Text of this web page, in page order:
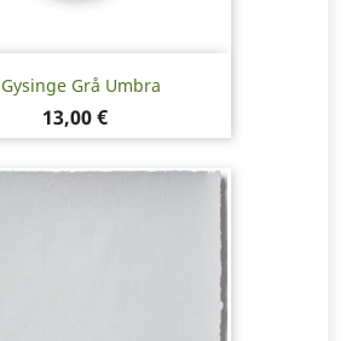
Gysinge Grå Umbra
Pris
13,00 €